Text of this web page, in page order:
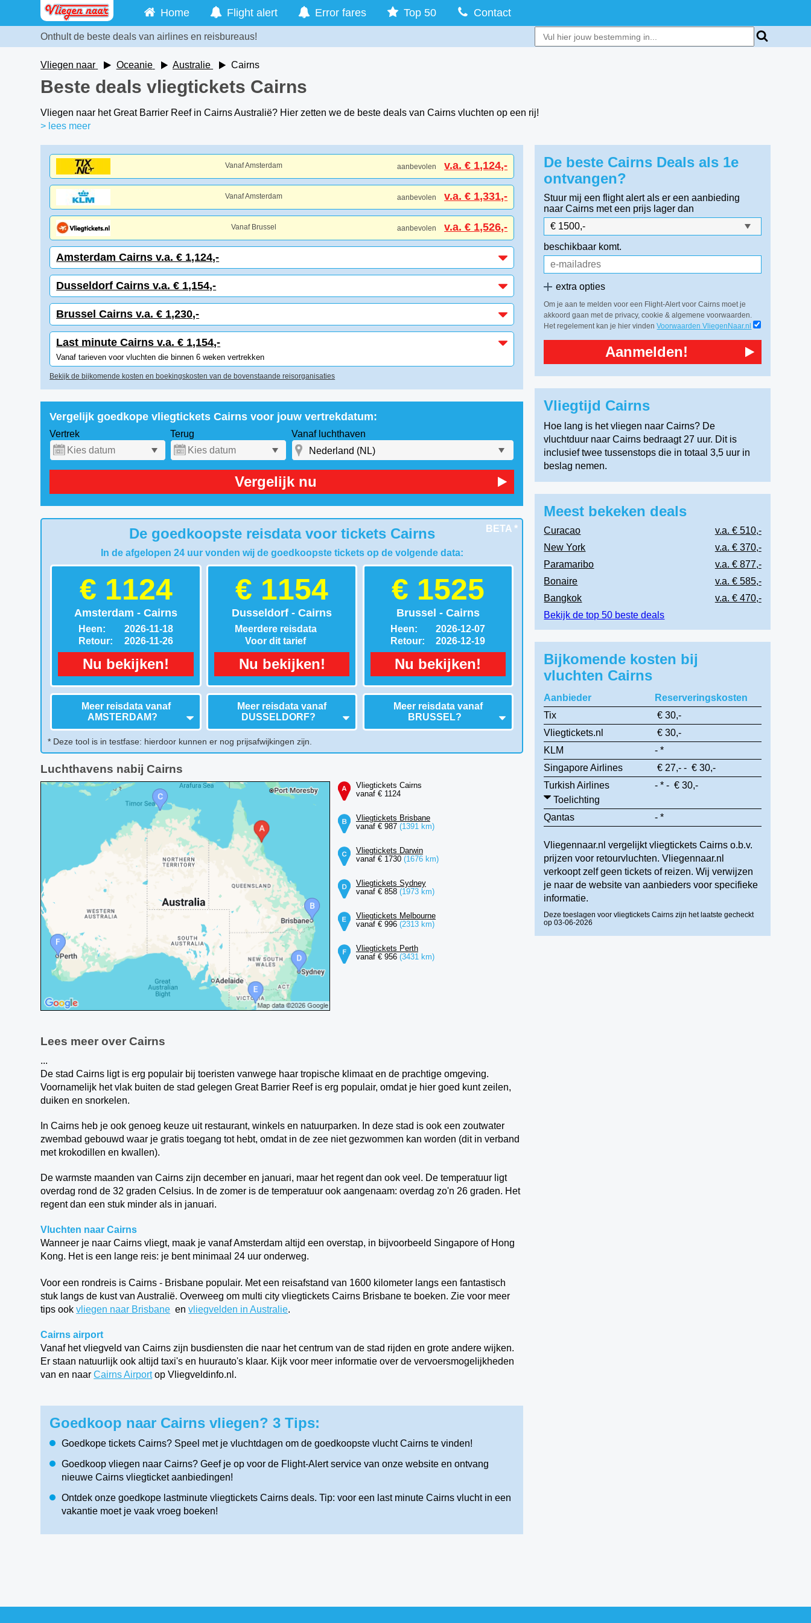
Home Flight alert Error fares Top 50 Contact
Onthult de beste deals van airlines en reisbureaus!
Vliegen naar Oceanie Australie Cairns
Beste deals vliegtickets Cairns
Vliegen naar het Great Barrier Reef in Cairns Australië? Hier zetten we de beste deals van Cairns vluchten op een rij!
> lees meer
Vanaf Amsterdam aanbevolen v.a. € 1,124,-
Vanaf Amsterdam aanbevolen v.a. € 1,331,-
Vanaf Brussel aanbevolen v.a. € 1,526,-
Amsterdam Cairns v.a. € 1,124,-
Dusseldorf Cairns v.a. € 1,154,-
Brussel Cairns v.a. € 1,230,-
Last minute Cairns v.a. € 1,154,-
Vanaf tarieven voor vluchten die binnen 6 weken vertrekken
Bekijk de bijkomende kosten en boekingskosten van de bovenstaande reisorganisaties
Vergelijk goedkope vliegtickets Cairns voor jouw vertrekdatum:
Vertrek Terug Vanaf luchthaven
Vergelijk nu
BETA *
De goedkoopste reisdata voor tickets Cairns
In de afgelopen 24 uur vonden wij de goedkoopste tickets op de volgende data:
€ 1124
Amsterdam - Cairns
Heen:
Retour:
2026-11-18
2026-11-26
Nu bekijken!
Meer reisdata vanaf
AMSTERDAM?
€ 1154
Dusseldorf - Cairns
Meerdere reisdata
Voor dit tarief
Nu bekijken!
Meer reisdata vanaf
DUSSELDORF?
€ 1525
Brussel - Cairns
Heen:
Retour:
2026-12-07
2026-12-19
Nu bekijken!
Meer reisdata vanaf
BRUSSEL?
* Deze tool is in testfase: hierdoor kunnen er nog prijsafwijkingen zijn.
Luchthavens nabij Cairns
Vliegtickets Cairns
vanaf € 1124
Vliegtickets Brisbane
vanaf € 987 (1391 km)
Vliegtickets Darwin
vanaf € 1730 (1676 km)
Vliegtickets Sydney
vanaf € 858 (1973 km)
Vliegtickets Melbourne
vanaf € 996 (2313 km)
Vliegtickets Perth
vanaf € 956 (3431 km)
Lees meer over Cairns
...
De stad Cairns ligt is erg populair bij toeristen vanwege haar tropische klimaat en de prachtige omgeving.
Voornamelijk het vlak buiten de stad gelegen Great Barrier Reef is erg populair, omdat je hier goed kunt zeilen,
duiken en snorkelen.
In Cairns heb je ook genoeg keuze uit restaurant, winkels en natuurparken. In deze stad is ook een zoutwater
zwembad gebouwd waar je gratis toegang tot hebt, omdat in de zee niet gezwommen kan worden (dit in verband
met krokodillen en kwallen).
De warmste maanden van Cairns zijn december en januari, maar het regent dan ook veel. De temperatuur ligt
overdag rond de 32 graden Celsius. In de zomer is de temperatuur ook aangenaam: overdag zo'n 26 graden. Het
regent dan een stuk minder als in januari.
Vluchten naar Cairns
Wanneer je naar Cairns vliegt, maak je vanaf Amsterdam altijd een overstap, in bijvoorbeeld Singapore of Hong
Kong. Het is een lange reis: je bent minimaal 24 uur onderweg.
Voor een rondreis is Cairns - Brisbane populair. Met een reisafstand van 1600 kilometer langs een fantastisch
stuk langs de kust van Australië. Overweeg om multi city vliegtickets Cairns Brisbane te boeken. Zie voor meer
tips ookvliegen naar Brisbane envliegvelden in Australie.
Cairns airport
Vanaf het vliegveld van Cairns zijn busdiensten die naar het centrum van de stad rijden en grote andere wijken.
Er staan natuurlijk ook altijd taxi's en huurauto's klaar. Kijk voor meer informatie over de vervoersmogelijkheden
van en naarCairns Airportop Vliegveldinfo.nl.
Goedkoop naar Cairns vliegen? 3 Tips:
Goedkope tickets Cairns? Speel met je vluchtdagen om de goedkoopste vlucht Cairns te vinden!
Goedkoop vliegen naar Cairns? Geef je op voor de Flight-Alert service van onze website en ontvang
nieuwe Cairns vliegticket aanbiedingen!
Ontdek onze goedkope lastminute vliegtickets Cairns deals. Tip: voor een last minute Cairns vlucht in een
vakantie moet je vaak vroeg boeken!
De beste Cairns Deals als 1e
ontvangen?
Stuur mij een flight alert als er een aanbieding
naar Cairns met een prijs lager dan
beschikbaar komt.
extra opties
Om je aan te melden voor een Flight-Alert voor Cairns moet je
akkoord gaan met de privacy, cookie & algemene voorwaarden.
Het regelement kan je hier vindenVoorwaarden VliegenNaar.nl
Aanmelden!
Vliegtijd Cairns
Hoe lang is het vliegen naar Cairns? De
vluchtduur naar Cairns bedraagt 27 uur. Dit is
inclusief twee tussenstops die in totaal 3,5 uur in
beslag nemen.
Meest bekeken deals
Curacao
v.a. € 510,-
New York
v.a. € 370,-
Paramaribo
v.a. € 877,-
Bonaire
v.a. € 585,-
Bangkok
v.a. € 470,-
Bekijk de top 50 beste deals
Bijkomende kosten bij
vluchten Cairns
Aanbieder
Reserveringskosten
Tix
€ 30,-
Vliegtickets.nl
€ 30,-
KLM
- *
Singapore Airlines
€ 27,- - € 30,-
Turkish Airlines
- * - € 30,-
Toelichting
Qantas
- *
Vliegennaar.nl vergelijkt vliegtickets Cairns o.b.v.
prijzen voor retourvluchten. Vliegennaar.nl
verkoopt zelf geen tickets of reizen. Wij verwijzen
je naar de website van aanbieders voor specifieke
informatie.
Deze toeslagen voor vliegtickets Cairns zijn het laatste gecheckt
op 03-06-2026